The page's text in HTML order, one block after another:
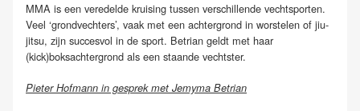
MMA is een veredelde kruising tussen verschillende vechtsporten.
Veel ‘grondvechters’, vaak met een achtergrond in worstelen of jiu-
jitsu, zijn succesvol in de sport. Betrian geldt met haar
(kick)boksachtergrond als een staande vechtster.
Pieter Hofmann in gesprek met Jemyma Betrian